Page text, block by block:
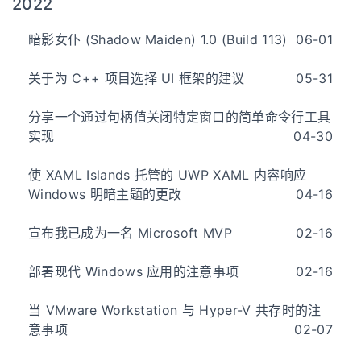
2022
暗影女仆 (Shadow Maiden) 1.0 (Build 113) 06-01
关于为 C++ 项目选择 UI 框架的建议 05-31
分享一个通过句柄值关闭特定窗口的简单命令行工具
实现
04-30
使 XAML Islands 托管的 UWP XAML 内容响应
Windows 明暗主题的更改
04-16
宣布我已成为一名 Microsoft MVP 02-16
部署现代 Windows 应用的注意事项 02-16
当 VMware Workstation 与 Hyper-V 共存时的注
意事项
02-07